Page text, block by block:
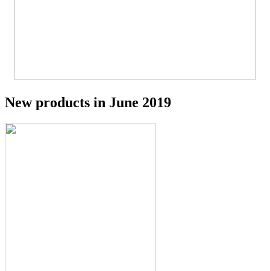
New products in June 2019